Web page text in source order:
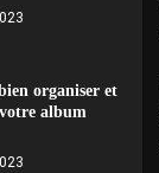
organiser et
album